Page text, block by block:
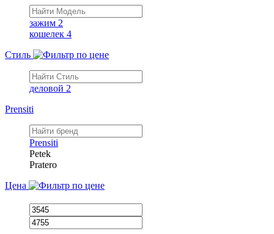
зажим 2
кошелек 4
Стиль
деловой 2
Prensiti
Prensiti
Petek
Pratero
Цена